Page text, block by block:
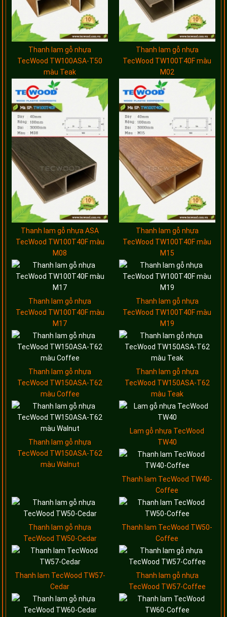
Thanh lam gỗ nhựa
TecWood TW100ASA-T50
màu Teak
Thanh lam gỗ nhựa
TecWood TW100T40F màu
M02
Thanh lam gỗ nhựa ASA
TecWood TW100T40F màu
M08
Thanh lam gỗ nhựa
TecWood TW100T40F màu
M15
Thanh lam gỗ nhựa
TecWood TW100T40F màu
M17
Thanh lam gỗ nhựa
TecWood TW100T40F màu
M19
Thanh lam gỗ nhựa
TecWood TW150ASA-T62
màu Coffee
Thanh lam gỗ nhựa
TecWood TW150ASA-T62
màu Teak
Thanh lam gỗ nhựa
TecWood TW150ASA-T62
màu Walnut
Lam gỗ nhựa TecWood
TW40
Thanh lam TecWood TW40-
Coffee
Thanh lam gỗ nhựa
TecWood TW50-Cedar
Thanh lam TecWood TW50-
Coffee
Thanh lam TecWood TW57-
Cedar
Thanh lam gỗ nhựa
TecWood TW57-Coffee